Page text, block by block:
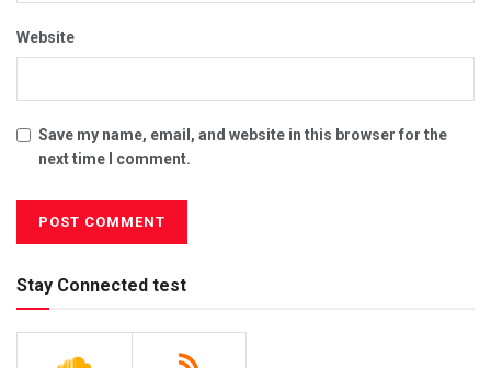
Website
Save my name, email, and website in this browser for the
next time I comment.
Stay Connected test